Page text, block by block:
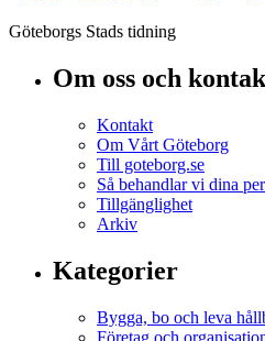
Göteborgs Stads tidning
Om oss och
Kontakt
Om Vårt Göteborg
Till goteborg.se
Så behandlar vi dina
Tillgänglighet
Arkiv
Kategorier
Bygga, bo och leva
Företag och